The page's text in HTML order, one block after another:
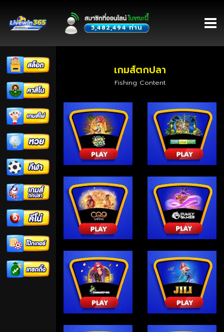
5,482,494 ท่าน
หน้าหลัก
สมัครสมาชิก
โปรโมชั่น
กิจกรรม
เข้าสู่ระบบ
ใบเซอร์
เกมส์ตกปลา
Fishing Content